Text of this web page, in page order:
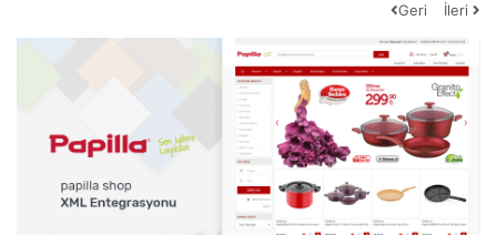
Geri İleri